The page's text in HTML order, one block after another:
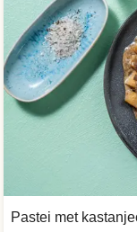
Pastei met